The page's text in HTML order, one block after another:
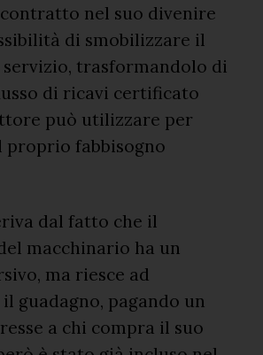
nel suo divenire
di smobilizzare il
trasformandolo di
di ricavi certificato
può utilizzare per
proprio fabbisogno
dal fatto che il
macchinario ha un
ma riesce ad
guadagno, pagando un
a chi compra il suo